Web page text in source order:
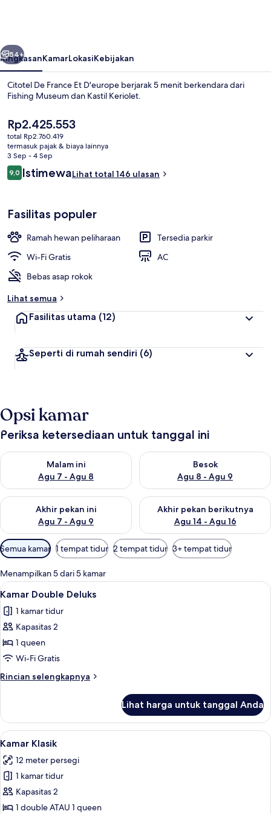
Berikutnya
54+
RingkasanKamarLokasiKebijakan
Citotel De France Et D'europe berjarak 5 menit berkendara dari
Fishing Museum dan Kastil Keriolet.
Harga
saat
ini
Rp2.425.553
Rp2.425.553
total Rp2.760.419
termasuk pajak & biaya lainnya
3 Sep - 4 Sep
Ulasan
9,09,0 dari 10
IstimewaLihat total 146 ulasan
Fasilitas populer
Ramah hewan peliharaan
Tersedia parkir
Wi-Fi Gratis
AC
Bebas asap rokok
Lihat semua
Fasilitas utama (12)
Seperti di rumah sendiri (6)
Opsi kamar
Periksa ketersediaan untuk tanggal ini
Malam ini
Agu 7 - Agu 8
Periksa ketersediaan untuk malam ini Agu 7 - Agu 8
Besok
Agu 8 - Agu 9
Periksa ketersediaan untuk
Akhir pekan ini
Agu 7 - Agu 9
Periksa ketersediaan untuk akhir pekan ini Agu 7 - Agu 9
Akhir pekan berikutnya
Agu 14 - Agu 16
Periksa ketersediaan untuk
Filter
tersedia
untuk
kamar
Semua kamar 1 tempat tidur 2 tempat tidur 3+ tempat tidur
Menampilkan 5 dari 5 kamar
Lihat
semua
foto
untuk
Kamar
Double
Deluks
Kamar Double Deluks | Seprai
1
Kamar Double Deluks
1 kamar tidur
Kapasitas 2
1 queen
Wi-Fi Gratis
Rincian selengkapnya
Rincian
Kamar
Double
Deluks
Lihat harga untuk tanggal Anda
Lihat
semua
foto
untuk
Kamar
Klasik
Kamar Klasik | Seprai premium,
4
Kamar Klasik
12 meter persegi
1 kamar tidur
Kapasitas 2
1 double ATAU 1 queen